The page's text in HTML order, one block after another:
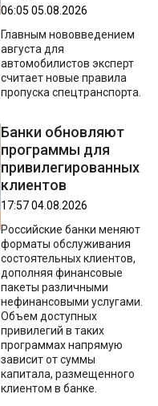
06:05 05.08.2026
Главным нововведением
августа для
автомобилистов эксперт
считает новые правила
пропуска спецтранспорта.
Банки обновляют
программы для
привилегированных
клиентов
17:57 04.08.2026
Российские банки меняют
форматы обслуживания
состоятельных клиентов,
дополняя финансовые
пакеты различными
нефинансовыми услугами.
Объем доступных
привилегий в таких
программах напрямую
зависит от суммы
капитала, размещенного
клиентом в банке.